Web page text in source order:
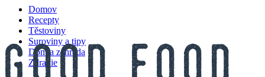
Domov
Recepty
Těstoviny
Suroviny a tipy
Dom a záhrada
Zdravie